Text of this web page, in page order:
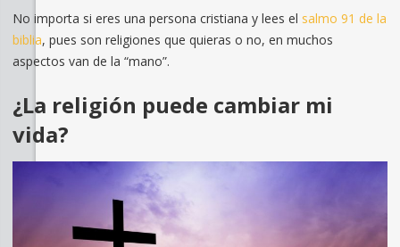
No importa si eres una persona cristiana y lees el salmo 91 de la
biblia, pues son religiones que quieras o no, en muchos
aspectos van de la “mano”.
¿La religión puede cambiar mi
vida?